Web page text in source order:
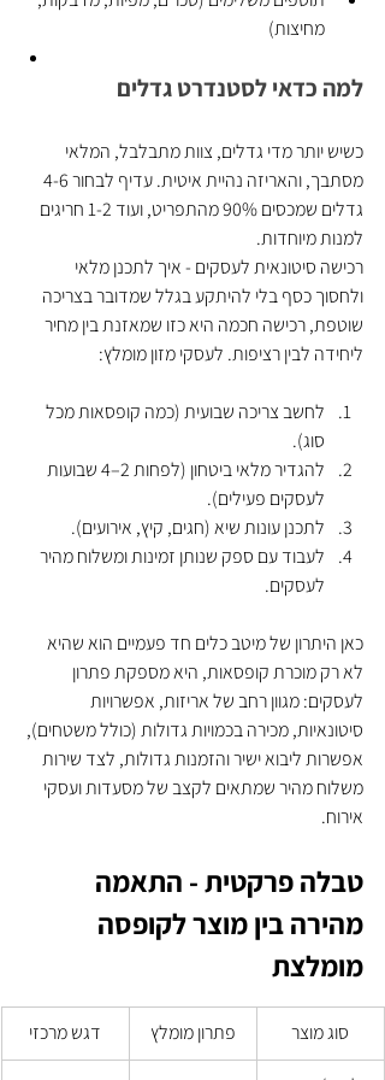
מחיצות)
למה כדאי לסטנדרט גדלים
כשיש יותר מדי גדלים, צוות מתבלבל, המלאי
גדלים שמכסים 90% מהתפריט, ועוד 1-2 חריגים
למנות מיוחדות.
רכישה סיטונאית לעסקים - איך לתכנן מלאי
ולחסוך כסף בלי להיתקע בגלל שמדובר בצריכה
שוטפת, רכישה חכמה היא כזו שמאזנת בין מחיר
ליחידה לבין רציפות. לעסקי מזון מומלץ:
לחשב צריכה שבועית (כמה קופסאות מכל
סוג).
להגדיר מלאי ביטחון (לפחות 2–4 שבועות
לעסקים פעילים).
לתכנן עונות שיא (חגים, קיץ, אירועים).
לעבוד עם ספק שנותן זמינות ומשלוח מהיר
לעסקים.
כאן היתרון של מיטב כלים חד פעמיים הוא שהיא
לא רק מוכרת קופסאות, היא מספקת פתרון
לעסקים: מגוון רחב של אריזות, אפשרויות
סיטונאיות, מכירה בכמויות גדולות (כולל משטחים),
אפשרות ליבוא ישיר והזמנות גדולות, לצד שירות
משלוח מהיר שמתאים לקצב של מסעדות ועסקי
אירוח.
טבלה פרקטית - התאמה
מהירה בין מוצר לקופסה
מומלצת
סוג מוצר פתרון מומלץ דגש מרכזי